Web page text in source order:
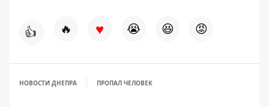
👍 🔥 ♥ 😭 😆 😡
НОВОСТИ ДНЕПРА ПРОПАЛ ЧЕЛОВЕК